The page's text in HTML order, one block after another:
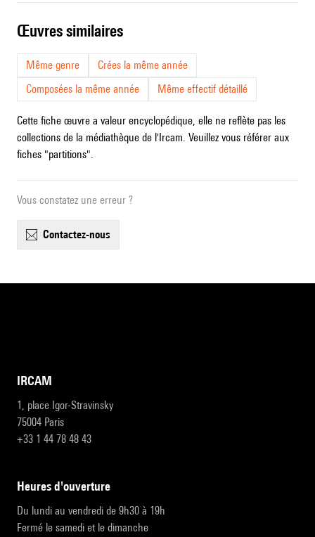
œuvres similaires
Même genre
Crées la même année
Composées la même année
Même effectif détaillé
Cette fiche œuvre a valeur encyclopédique, elle ne reflète pas les
collections de la médiathèque de l'Ircam. Veuillez vous référer aux
fiches "partitions".
Vous constatez une erreur ?
contactez-nous
IRCAM
1, place Igor-Stravinsky
75004 Paris
+33 1 44 78 48 43
heures d'ouverture
Du lundi au vendredi de 9h30 à 19h
Fermé le samedi et le dimanche